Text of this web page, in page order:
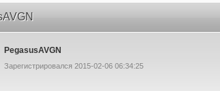
PegasusAVGN
Зарегистрировался 2015-02-06 06:34:25